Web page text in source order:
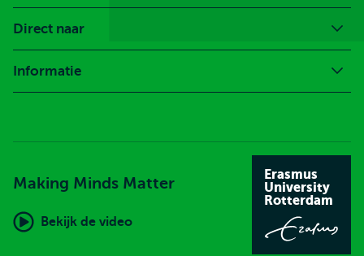
Direct naar
Informatie
Making Minds Matter
Bekijk de video
Erasmus
University
Rotterdam